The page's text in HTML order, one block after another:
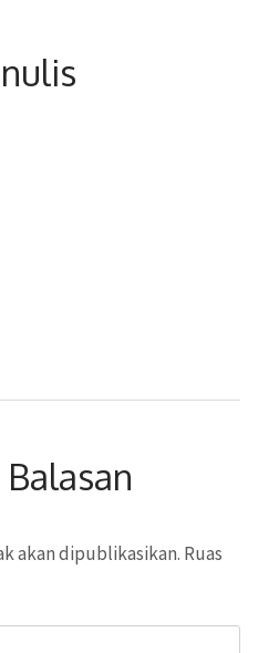
akan dipublikasikan. Ruas